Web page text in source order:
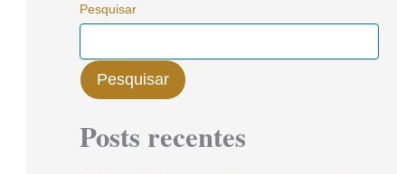
Pesquisar
Pesquisar
Posts recentes